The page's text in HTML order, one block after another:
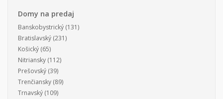
Domy na predaj
Banskobystrický (131)
Bratislavský (231)
Košický (65)
Nitriansky (112)
Prešovský (39)
Trenčiansky (89)
Trnavský (109)